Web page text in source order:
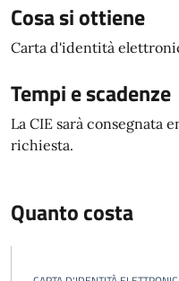
Cosa si ottiene
Carta d'identità
Tempi e scadenze
La CIE sarà consegnata
richiesta.
Quanto costa